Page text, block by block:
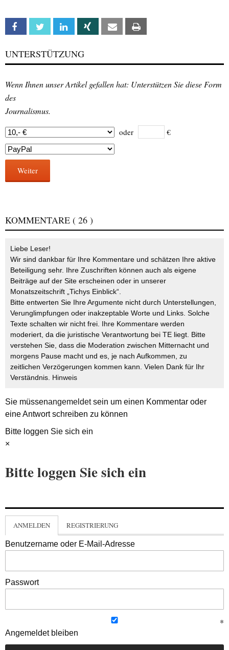
Facebook Twitter Linkedin Xing Email
UNTERSTÜTZUNG
Wenn Ihnen unser Artikel gefallen hat: Unterstützen Sie diese Form
des
Journalismus.
oder €
Weiter
KOMMENTARE ( 26 )
Liebe Leser!
Wir sind dankbar für Ihre Kommentare und schätzen Ihre aktive
Beteiligung sehr. Ihre Zuschriften können auch als eigene
Beiträge auf der Site erscheinen oder in unserer
Monatszeitschrift „Tichys Einblick“.
Bitte entwerten Sie Ihre Argumente nicht durch Unterstellungen,
Verunglimpfungen oder inakzeptable Worte und Links. Solche
Texte schalten wir nicht frei. Ihre Kommentare werden
moderiert, da die juristische Verantwortung bei TE liegt. Bitte
verstehen Sie, dass die Moderation zwischen Mitternacht und
morgens Pause macht und es, je nach Aufkommen, zu
zeitlichen Verzögerungen kommen kann. Vielen Dank für Ihr
Verständnis. Hinweis
Sie müssenangemeldetsein um einen Kommentar oder
eine Antwort schreiben zu können
Bitte loggen Sie sich ein
×
Bitte loggen Sie sich ein
ANMELDEN REGISTRIERUNG
Benutzername oder E-Mail-Adresse
Passwort
Angemeldet bleiben